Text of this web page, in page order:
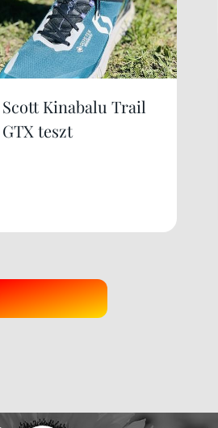
Scott Kinabalu Trail
GTX teszt